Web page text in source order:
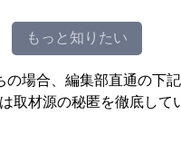
もっと知りたい
場合、編集部直通の下
取材源の秘匿を徹底して